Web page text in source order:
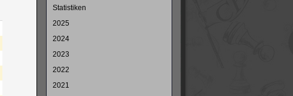
Statistiken
2025
2024
2023
2022
2021